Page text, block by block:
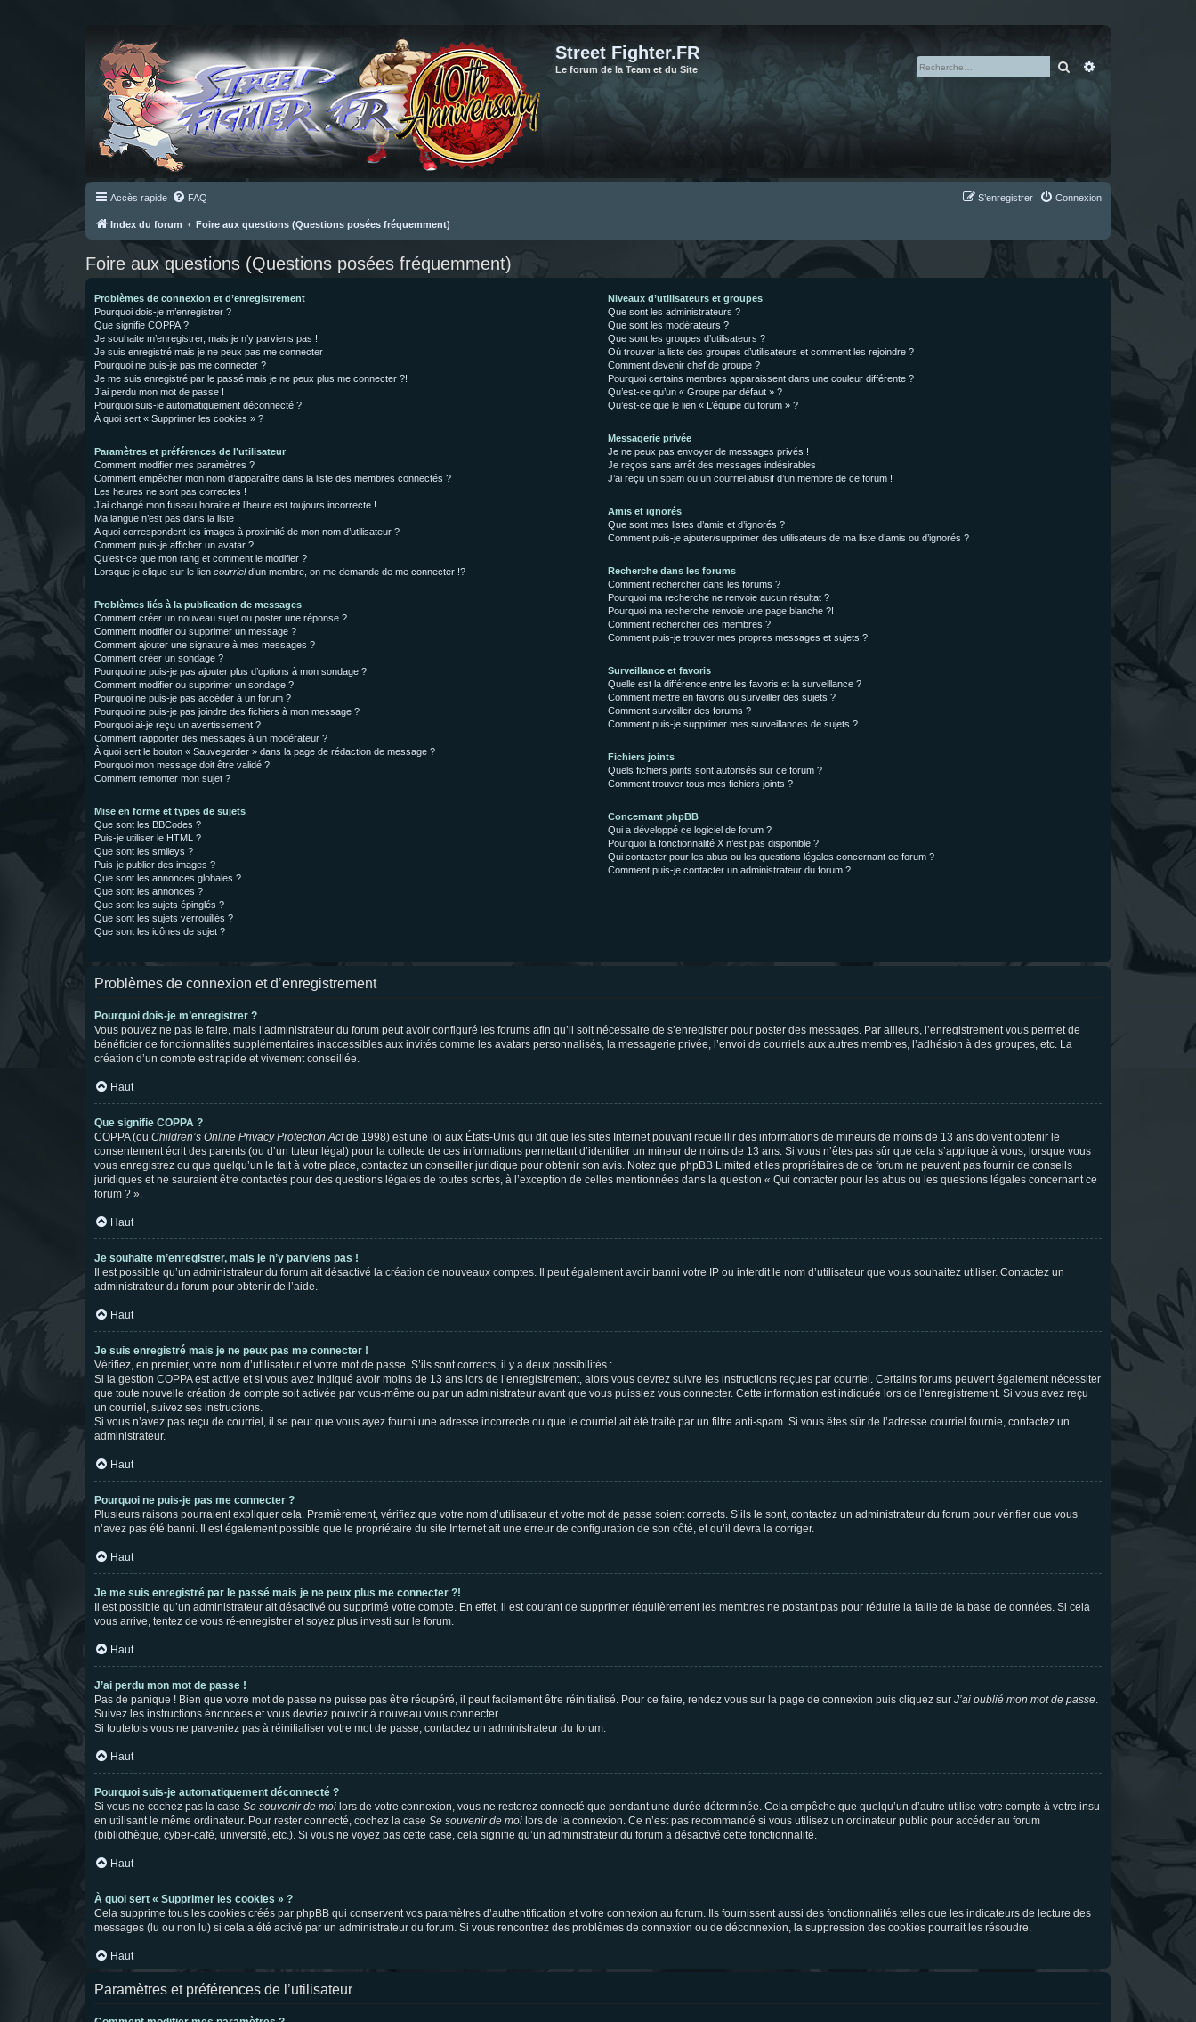
Street Fighter.FR
Le forum de la Team et du Site Rechercher
Accès rapide FAQ Connexion
S’enregistrer
Index du forum Foire aux questions (Questions posées fréquemment)
Foire aux questions (Questions posées fréquemment)
Problèmes de connexion et d’enregistrement
Pourquoi dois-je m’enregistrer ?
Que signifie COPPA ?
Je souhaite m’enregistrer, mais je n’y parviens pas !
Je suis enregistré mais je ne peux pas me connecter !
Pourquoi ne puis-je pas me connecter ?
Je me suis enregistré par le passé mais je ne peux plus me connecter ?!
J’ai perdu mon mot de passe !
Pourquoi suis-je automatiquement déconnecté ?
À quoi sert « Supprimer les cookies » ?
Paramètres et préférences de l’utilisateur
Comment modifier mes paramètres ?
Comment empêcher mon nom d’apparaître dans la liste des membres connectés ?
Les heures ne sont pas correctes !
J’ai changé mon fuseau horaire et l’heure est toujours incorrecte !
Ma langue n’est pas dans la liste !
A quoi correspondent les images à proximité de mon nom d’utilisateur ?
Comment puis-je afficher un avatar ?
Qu’est-ce que mon rang et comment le modifier ?
Lorsque je clique sur le lien courrield’un membre, on me demande de me connecter !?
Problèmes liés à la publication de messages
Comment créer un nouveau sujet ou poster une réponse ?
Comment modifier ou supprimer un message ?
Comment ajouter une signature à mes messages ?
Comment créer un sondage ?
Pourquoi ne puis-je pas ajouter plus d’options à mon sondage ?
Comment modifier ou supprimer un sondage ?
Pourquoi ne puis-je pas accéder à un forum ?
Pourquoi ne puis-je pas joindre des fichiers à mon message ?
Pourquoi ai-je reçu un avertissement ?
Comment rapporter des messages à un modérateur ?
À quoi sert le bouton « Sauvegarder » dans la page de rédaction de message ?
Pourquoi mon message doit être validé ?
Comment remonter mon sujet ?
Mise en forme et types de sujets
Que sont les BBCodes ?
Puis-je utiliser le HTML ?
Que sont les smileys ?
Puis-je publier des images ?
Que sont les annonces globales ?
Que sont les annonces ?
Que sont les sujets épinglés ?
Que sont les sujets verrouillés ?
Que sont les icônes de sujet ?
Niveaux d’utilisateurs et groupes
Que sont les administrateurs ?
Que sont les modérateurs ?
Que sont les groupes d’utilisateurs ?
Où trouver la liste des groupes d’utilisateurs et comment les rejoindre ?
Comment devenir chef de groupe ?
Pourquoi certains membres apparaissent dans une couleur différente ?
Qu’est-ce qu’un « Groupe par défaut » ?
Qu’est-ce que le lien « L’équipe du forum » ?
Messagerie privée
Je ne peux pas envoyer de messages privés !
Je reçois sans arrêt des messages indésirables !
J’ai reçu un spam ou un courriel abusif d’un membre de ce forum !
Amis et ignorés
Que sont mes listes d’amis et d’ignorés ?
Comment puis-je ajouter/supprimer des utilisateurs de ma liste d’amis ou d’ignorés ?
Recherche dans les forums
Comment rechercher dans les forums ?
Pourquoi ma recherche ne renvoie aucun résultat ?
Pourquoi ma recherche renvoie une page blanche ?!
Comment rechercher des membres ?
Comment puis-je trouver mes propres messages et sujets ?
Surveillance et favoris
Quelle est la différence entre les favoris et la surveillance ?
Comment mettre en favoris ou surveiller des sujets ?
Comment surveiller des forums ?
Comment puis-je supprimer mes surveillances de sujets ?
Fichiers joints
Quels fichiers joints sont autorisés sur ce forum ?
Comment trouver tous mes fichiers joints ?
Concernant phpBB
Qui a développé ce logiciel de forum ?
Pourquoi la fonctionnalité X n’est pas disponible ?
Qui contacter pour les abus ou les questions légales concernant ce forum ?
Comment puis-je contacter un administrateur du forum ?
Problèmes de connexion et d’enregistrement
Pourquoi dois-je m’enregistrer ?
Vous pouvez ne pas le faire, mais l’administrateur du forum peut avoir configuré les forums afin qu’il soit nécessaire de s’enregistrer pour poster des messages. Par ailleurs, l’enregistrement vous permet de
bénéficier de fonctionnalités supplémentaires inaccessibles aux invités comme les avatars personnalisés, la messagerie privée, l’envoi de courriels aux autres membres, l’adhésion à des groupes, etc. La
création d’un compte est rapide et vivement conseillée.
Haut
Que signifie COPPA ?
COPPA (ou Children’s Online Privacy Protection Actde 1998) est une loi aux États-Unis qui dit que les sites Internet pouvant recueillir des informations de mineurs de moins de 13 ans doivent obtenir le
consentement écrit des parents (ou d’un tuteur légal) pour la collecte de ces informations permettant d’identifier un mineur de moins de 13 ans. Si vous n’êtes pas sûr que cela s’applique à vous, lorsque vous
vous enregistrez ou que quelqu’un le fait à votre place, contactez un conseiller juridique pour obtenir son avis. Notez que phpBB Limited et les propriétaires de ce forum ne peuvent pas fournir de conseils
juridiques et ne sauraient être contactés pour des questions légales de toutes sortes, à l’exception de celles mentionnées dans la question « Qui contacter pour les abus ou les questions légales concernant ce
forum ? ».
Haut
Je souhaite m’enregistrer, mais je n’y parviens pas !
Il est possible qu’un administrateur du forum ait désactivé la création de nouveaux comptes. Il peut également avoir banni votre IP ou interdit le nom d’utilisateur que vous souhaitez utiliser. Contactez un
administrateur du forum pour obtenir de l’aide.
Haut
Je suis enregistré mais je ne peux pas me connecter !
Vérifiez, en premier, votre nom d’utilisateur et votre mot de passe. S’ils sont corrects, il y a deux possibilités :
Si la gestion COPPA est active et si vous avez indiqué avoir moins de 13 ans lors de l’enregistrement, alors vous devrez suivre les instructions reçues par courriel. Certains forums peuvent également nécessiter
que toute nouvelle création de compte soit activée par vous-même ou par un administrateur avant que vous puissiez vous connecter. Cette information est indiquée lors de l’enregistrement. Si vous avez reçu
un courriel, suivez ses instructions.
Si vous n’avez pas reçu de courriel, il se peut que vous ayez fourni une adresse incorrecte ou que le courriel ait été traité par un filtre anti-spam. Si vous êtes sûr de l’adresse courriel fournie, contactez un
administrateur.
Haut
Pourquoi ne puis-je pas me connecter ?
Plusieurs raisons pourraient expliquer cela. Premièrement, vérifiez que votre nom d’utilisateur et votre mot de passe soient corrects. S’ils le sont, contactez un administrateur du forum pour vérifier que vous
n’avez pas été banni. Il est également possible que le propriétaire du site Internet ait une erreur de configuration de son côté, et qu’il devra la corriger.
Haut
Je me suis enregistré par le passé mais je ne peux plus me connecter ?!
Il est possible qu’un administrateur ait désactivé ou supprimé votre compte. En effet, il est courant de supprimer régulièrement les membres ne postant pas pour réduire la taille de la base de données. Si cela
vous arrive, tentez de vous ré-enregistrer et soyez plus investi sur le forum.
Haut
J’ai perdu mon mot de passe !
Pas de panique ! Bien que votre mot de passe ne puisse pas être récupéré, il peut facilement être réinitialisé. Pour ce faire, rendez vous sur la page de connexion puis cliquez sur J’ai oublié mon mot de passe.
Suivez les instructions énoncées et vous devriez pouvoir à nouveau vous connecter.
Si toutefois vous ne parveniez pas à réinitialiser votre mot de passe, contactez un administrateur du forum.
Haut
Pourquoi suis-je automatiquement déconnecté ?
Si vous ne cochez pas la case Se souvenir de moi lors de votre connexion, vous ne resterez connecté que pendant une durée déterminée. Cela empêche que quelqu’un d’autre utilise votre compte à votre insu
en utilisant le même ordinateur. Pour rester connecté, cochez la case Se souvenir de moi lors de la connexion. Ce n’est pas recommandé si vous utilisez un ordinateur public pour accéder au forum
(bibliothèque, cyber-café, université, etc.). Si vous ne voyez pas cette case, cela signifie qu’un administrateur du forum a désactivé cette fonctionnalité.
Haut
À quoi sert « Supprimer les cookies » ?
Cela supprime tous les cookies créés par phpBB qui conservent vos paramètres d’authentification et votre connexion au forum. Ils fournissent aussi des fonctionnalités telles que les indicateurs de lecture des
messages (lu ou non lu) si cela a été activé par un administrateur du forum. Si vous rencontrez des problèmes de connexion ou de déconnexion, la suppression des cookies pourrait les résoudre.
Haut
Paramètres et préférences de l’utilisateur